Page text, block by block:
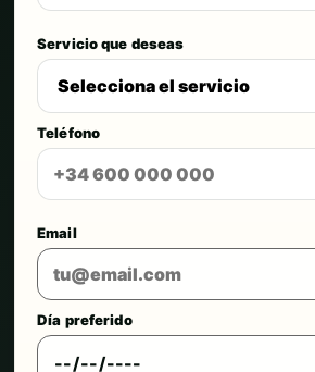
Servicio que deseas
Teléfono
Email
Día preferido